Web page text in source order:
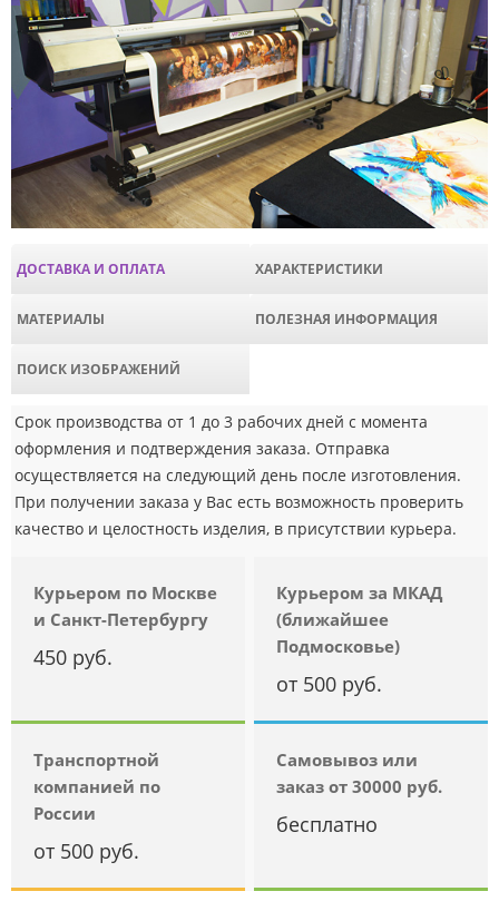
ДОСТАВКА И ОПЛАТА ХАРАКТЕРИСТИКИ
МАТЕРИАЛЫ ПОЛЕЗНАЯ ИНФОРМАЦИЯ
ПОИСК ИЗОБРАЖЕНИЙ
Срок производства от 1 до 3 рабочих дней с момента
оформления и подтверждения заказа. Отправка
осуществляется на следующий день после изготовления.
При получении заказа у Вас есть возможность проверить
качество и целостность изделия, в присутствии курьера.
Курьером по Москве
и Санкт-Петербургу
450 руб.
Курьером за МКАД
(ближайшее
Подмосковье)
от 500 руб.
Транспортной
компанией по
России
от 500 руб.
Самовывоз или
заказ от 30000 руб.
бесплатно